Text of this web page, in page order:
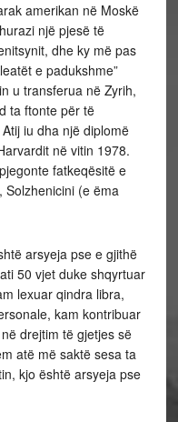
amerikan në Moskë
një pjesë të
dhe ky më pas
e padukshme”
u transferua në Zyrih,
ta ftonte për të
iu dha një diplomë
në vitin 1978.
fatkeqësitë e
Solzhenicini (e ëma
arsyeja pse e gjithë
50 vjet duke shqyrtuar
lexuar qindra libra,
kam kontribuar
drejtim të gjetjes së
atë më saktë sesa ta
kjo është arsyeja pse